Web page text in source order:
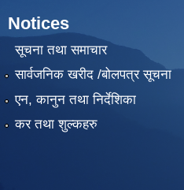
Notices
सूचना तथा समाचार
सार्वजनिक खरीद /बोलपत्र सूचना
एन, कानुन तथा निर्देशिका
कर तथा शुल्कहरु